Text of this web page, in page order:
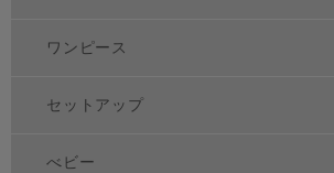
ワンピース
セットアップ
べビー